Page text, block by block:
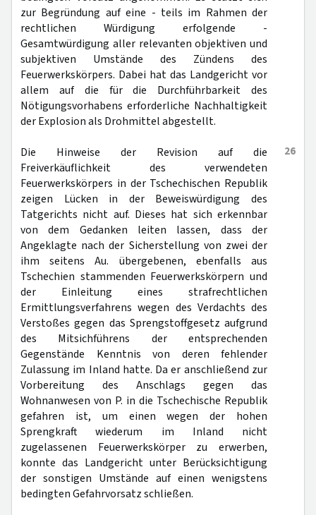
zur Begründung auf eine - teils im Rahmen der
rechtlichen Würdigung erfolgende -
Gesamtwürdigung aller relevanten objektiven und
subjektiven Umstände des Zündens des
Feuerwerkskörpers. Dabei hat das Landgericht vor
allem auf die für die Durchführbarkeit des
Nötigungsvorhabens erforderliche Nachhaltigkeit
der Explosion als Drohmittel abgestellt.
26
Die Hinweise der Revision auf die
Freiverkäuflichkeit des verwendeten
Feuerwerkskörpers in der Tschechischen Republik
zeigen Lücken in der Beweiswürdigung des
Tatgerichts nicht auf. Dieses hat sich erkennbar
von dem Gedanken leiten lassen, dass der
Angeklagte nach der Sicherstellung von zwei der
ihm seitens Au. übergebenen, ebenfalls aus
Tschechien stammenden Feuerwerkskörpern und
der Einleitung eines strafrechtlichen
Ermittlungsverfahrens wegen des Verdachts des
Verstoßes gegen das Sprengstoffgesetz aufgrund
des Mitsichführens der entsprechenden
Gegenstände Kenntnis von deren fehlender
Zulassung im Inland hatte. Da er anschließend zur
Vorbereitung des Anschlags gegen das
Wohnanwesen von P. in die Tschechische Republik
gefahren ist, um einen wegen der hohen
Sprengkraft wiederum im Inland nicht
zugelassenen Feuerwerkskörper zu erwerben,
konnte das Landgericht unter Berücksichtigung
der sonstigen Umstände auf einen wenigstens
bedingten Gefahrvorsatz schließen.